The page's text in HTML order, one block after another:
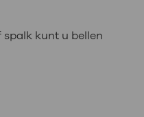
kunt u bellen